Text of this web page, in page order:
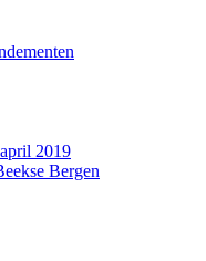
2019
Bergen